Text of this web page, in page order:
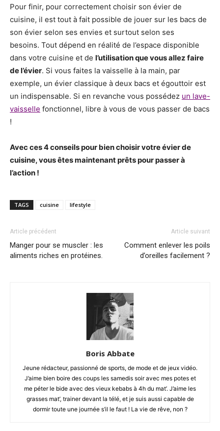
Pour finir, pour correctement choisir son évier de
cuisine, il est tout à fait possible de jouer sur les bacs de
son évier selon ses envies et surtout selon ses
besoins. Tout dépend en réalité de l’espace disponible
dans votre cuisine et de l’utilisation que vous allez faire
de l’évier. Si vous faites la vaisselle à la main, par
exemple, un évier classique à deux bacs et égouttoir est
un indispensable. Si en revanche vous possédez un lave-
vaisselle fonctionnel, libre à vous de vous passer de bacs
!
Avec ces 4 conseils pour bien choisir votre évier de
cuisine, vous êtes maintenant prêts pour passer à
l’action !
TAGS cuisine lifestyle
Article précédent
Manger pour se muscler : les
aliments riches en protéines.
Article suivant
Comment enlever les poils
d’oreilles facilement ?
Boris Abbate
Jeune rédacteur, passionné de sports, de mode et de jeux vidéo.
J’aime bien boire des coups les samedis soir avec mes potes et
me péter le bide avec des vieux kebabs à 4h du mat’. J’aime les
grasses mat’, trainer devant la télé, et je suis aussi capable de
dormir toute une journée s’il le faut ! La vie de rêve, non ?